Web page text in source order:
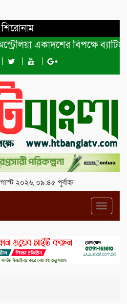
শিরোনাম
একাদশের বিপক্ষে ব্যাটিং ধসের
২০২৬, ০৯:৪৫ পূর্বাহ্ন